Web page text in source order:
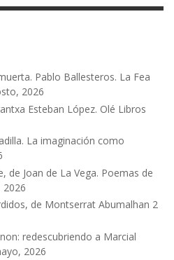
Pablo Ballesteros. La Fea
2026
Esteban López. Olé Libros
La imaginación como
de Joan de La Vega. Poemas de
2026
de Montserrat Abumalhan 2
redescubriendo a Marcial
2026